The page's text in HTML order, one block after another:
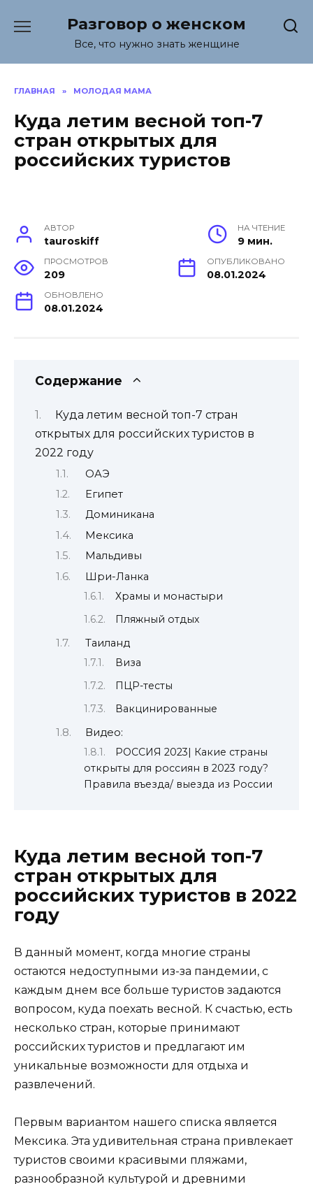
содержанию
Разговор о женском
Все, что нужно знать женщине
ГЛАВНАЯ » МОЛОДАЯ МАМА
Куда летим весной топ-7
стран открытых для
российских туристов
АВТОР
tauroskiff
НА ЧТЕНИЕ
9 мин.
ПРОСМОТРОВ
209
ОПУБЛИКОВАНО
08.01.2024
ОБНОВЛЕНО
08.01.2024
Содержание
Куда летим весной топ-7 стран
открытых для российских туристов в
2022 году
ОАЭ
Египет
Доминикана
Мексика
Мальдивы
Шри-Ланка
Храмы и монастыри
Пляжный отдых
Таиланд
Виза
ПЦР-тесты
Вакцинированные
Видео:
РОССИЯ 2023| Какие страны
открыты для россиян в 2023 году?
Правила въезда/ выезда из России
Куда летим весной топ-7
стран открытых для
российских туристов в 2022
году
В данный момент, когда многие страны
остаются недоступными из-за пандемии, с
каждым днем все больше туристов задаются
вопросом, куда поехать весной. К счастью, есть
несколько стран, которые принимают
российских туристов и предлагают им
уникальные возможности для отдыха и
развлечений.
Первым вариантом нашего списка является
Мексика. Эта удивительная страна привлекает
туристов своими красивыми пляжами,
разнообразной культурой и древними